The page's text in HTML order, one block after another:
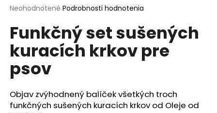
Priemerné
produktu
je
0,0
5
hviezdičiek.
Neohodnotené Podrobnosti hodnotenia
Funkčný set sušených
kuracích krkov pre
psov
Objav zvýhodnený balíček všetkých troch
funkčných sušených kuracích krkov od Oleje od
á
j
s
ť
?